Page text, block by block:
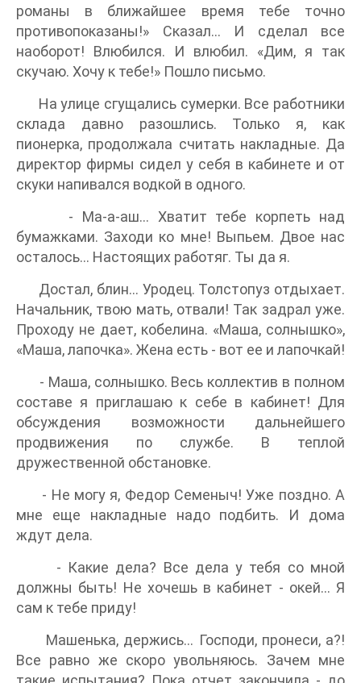
романы в ближайшее время тебе точно
противопоказаны!» Сказал... И сделал все
наоборот! Влюбился. И влюбил. «Дим, я так
скучаю. Хочу к тебе!» Пошло письмо.
На улице сгущались сумерки. Все работники
склада давно разошлись. Только я, как
пионерка, продолжала считать накладные. Да
директор фирмы сидел у себя в кабинете и от
скуки напивался водкой в одного.
- Ма-а-аш… Хватит тебе корпеть над
бумажками. Заходи ко мне! Выпьем. Двое нас
осталось... Настоящих работяг. Ты да я.
Достал, блин... Уродец. Толстопуз отдыхает.
Начальник, твою мать, отвали! Так задрал уже.
Проходу не дает, кобелина. «Маша, солнышко»,
«Маша, лапочка». Жена есть - вот ее и лапочкай!
- Маша, солнышко. Весь коллектив в полном
составе я приглашаю к себе в кабинет! Для
обсуждения возможности дальнейшего
продвижения по службе. В теплой
дружественной обстановке.
- Не могу я, Федор Семеныч! Уже поздно. А
мне еще накладные надо подбить. И дома
ждут дела.
- Какие дела? Все дела у тебя со мной
должны быть! Не хочешь в кабинет - окей… Я
сам к тебе приду!
Машенька, держись… Господи, пронеси, а?!
Все равно же скоро увольняюсь. Зачем мне